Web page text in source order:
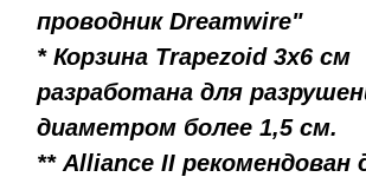
проводник Dreamwire"
* Корзина Trapezoid 3x6 см
разработана для
диаметром более 1,5 см.
** Alliance II рекомендован